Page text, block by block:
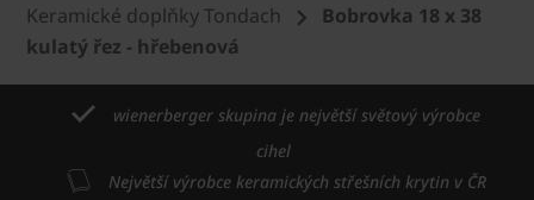
Keramické doplňky Tondach
Bobrovka 18 x 38
kulatý řez - hřebenová
wienerberger skupina je největší světový výrobce
cihel
Největší výrobce keramických střešních krytin v ČR